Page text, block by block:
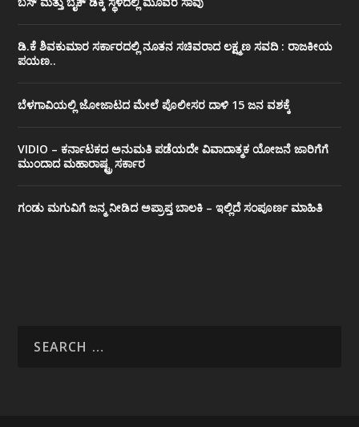
ಡಿ.ಕೆ ಶಿವಕುಮಾರ ಸರ್ಕಾರದಲ್ಲಿ ನೂತನ ಸಚಿವರಾದ ಲಕ್ಷ್ಮಣ ಸವದಿ : ರಾಜಕೀಯ
ಪಯಣ..
ಬೆಳಗಾವಿಯಲ್ಲಿ ಜೋಜಾಟದ ಮೇಲೆ ಪೊಲೀಸರ ದಾಳಿ 15 ಜನ ವಶಕ್ಕೆ
VIDIO – ಕರ್ನಾಟಕದ ಅನುಮತಿ ಪಡೆಯದೇ ವಿವಾದಾತ್ಮಕ ಯೋಜನೆ ಜಾರಿಗೆಗೆ
ಮುಂದಾದ ಮಹಾರಾಷ್ಟ್ರ ಸರ್ಕಾರ
ಗಂಡು ಮಗುವಿಗೆ ಜನ್ಮ ನೀಡಿದ ಅಪ್ರಾಪ್ತ ಬಾಲಕಿ – ಇಲ್ಲಿದೆ ಸಂಪೂರ್ಣ ಮಾಹಿತಿ